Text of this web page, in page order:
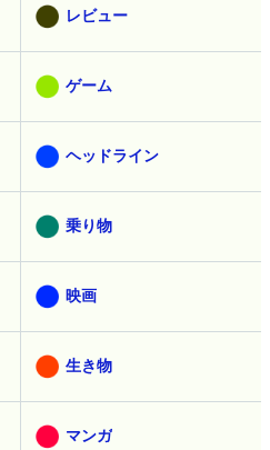
レビュー
ゲーム
ヘッドライン
乗り物
映画
生き物
マンガ